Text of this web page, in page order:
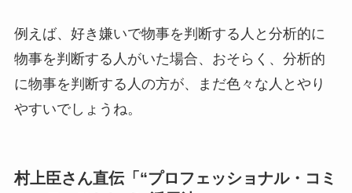
例えば、好き嫌いで物事を判断する人と分析的に
物事を判断する人がいた場合、おそらく、分析的
に物事を判断する人の方が、まだ色々な人とやり
やすいでしょうね。
村上臣さん直伝「“プロフェッショナル・コミ